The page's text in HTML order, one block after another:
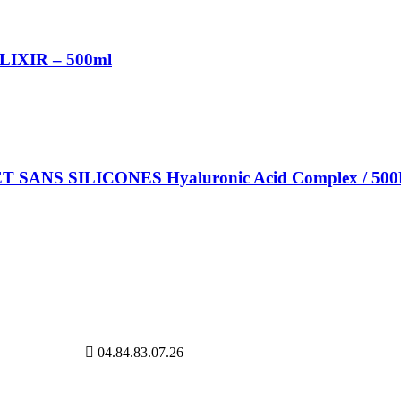
– 500ml
SANS SILICONES Hyaluronic Acid Complex /
04.84.83.07.26